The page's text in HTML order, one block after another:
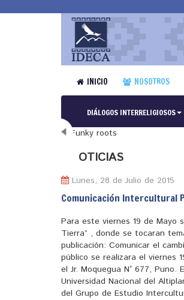
INICIO NOSOTROS
DIÁLOGOS INTERRELIGIOSOS
OTICIAS
Lunes, 28 de Julio de 2015
Comunicación Intercultural
Para este viernes 19 de Mayo
Tierra” , donde se tocaran
publicación: Comunicar el
público se realizara el viernes
el Jr. Moquegua N° 677,
Universidad Nacional del
del Grupo de Estudio